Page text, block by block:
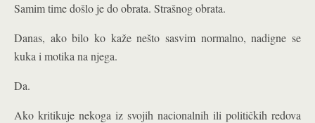
Samim time došlo je do obrata. Strašnog obrata.
Danas, ako bilo ko kaže nešto sasvim normalno, nadigne se
kuka i motika na njega.
Da.
Ako kritikuje nekoga iz svojih nacionalnih ili političkih redova